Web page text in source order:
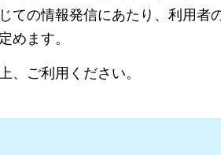
ての情報発信にあたり、利用者
めます。
、ご利用ください。